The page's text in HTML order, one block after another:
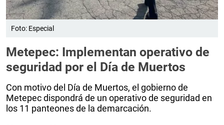
Foto: Especial
Metepec: Implementan operativo de
seguridad por el Día de Muertos
Con motivo del Día de Muertos, el gobierno de
Metepec dispondrá de un operativo de seguridad en
los 11 panteones de la demarcación.